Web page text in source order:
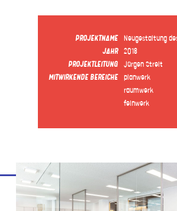
PROJEKTNAME
Neugestaltung
JAHR
2018
PROJEKTLEITUNG
Jürgen Streit
MITWIRKENDE BEREICHE
planwerk
raumwerk
feinwerk